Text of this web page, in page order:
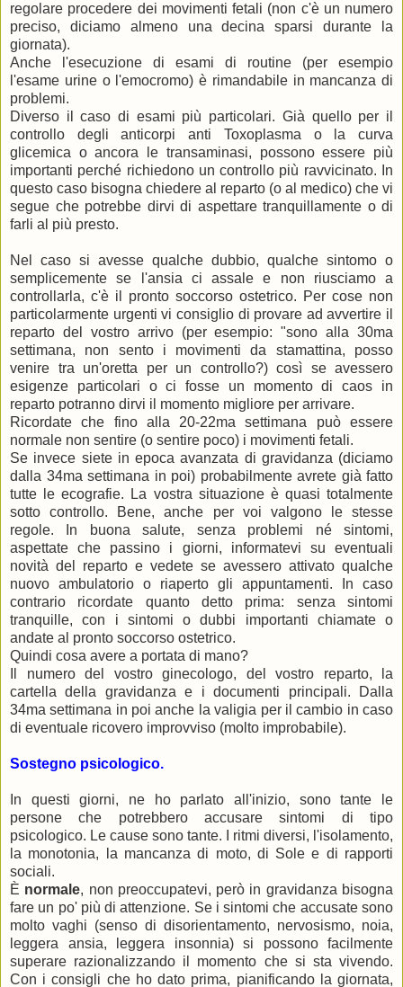
regolare procedere dei movimenti fetali (non c'è un numero
preciso, diciamo almeno una decina sparsi durante la
giornata).
Anche l'esecuzione di esami di routine (per esempio
l'esame urine o l'emocromo) è rimandabile in mancanza di
problemi.
Diverso il caso di esami più particolari. Già quello per il
controllo degli anticorpi anti Toxoplasma o la curva
glicemica o ancora le transaminasi, possono essere più
importanti perché richiedono un controllo più ravvicinato. In
questo caso bisogna chiedere al reparto (o al medico) che vi
segue che potrebbe dirvi di aspettare tranquillamente o di
farli al più presto.
Nel caso si avesse qualche dubbio, qualche sintomo o
semplicemente se l'ansia ci assale e non riusciamo a
controllarla, c'è il pronto soccorso ostetrico. Per cose non
particolarmente urgenti vi consiglio di provare ad avvertire il
reparto del vostro arrivo (per esempio: "sono alla 30ma
settimana, non sento i movimenti da stamattina, posso
venire tra un'oretta per un controllo?) così se avessero
esigenze particolari o ci fosse un momento di caos in
reparto potranno dirvi il momento migliore per arrivare.
Ricordate che fino alla 20-22ma settimana può essere
normale non sentire (o sentire poco) i movimenti fetali.
Se invece siete in epoca avanzata di gravidanza (diciamo
dalla 34ma settimana in poi) probabilmente avrete già fatto
tutte le ecografie. La vostra situazione è quasi totalmente
sotto controllo. Bene, anche per voi valgono le stesse
regole. In buona salute, senza problemi né sintomi,
aspettate che passino i giorni, informatevi su eventuali
novità del reparto e vedete se avessero attivato qualche
nuovo ambulatorio o riaperto gli appuntamenti. In caso
contrario ricordate quanto detto prima: senza sintomi
tranquille, con i sintomi o dubbi importanti chiamate o
andate al pronto soccorso ostetrico.
Quindi cosa avere a portata di mano?
Il numero del vostro ginecologo, del vostro reparto, la
cartella della gravidanza e i documenti principali. Dalla
34ma settimana in poi anche la valigia per il cambio in caso
di eventuale ricovero improvviso (molto improbabile).
Sostegno psicologico.
In questi giorni, ne ho parlato all'inizio, sono tante le
persone che potrebbero accusare sintomi di tipo
psicologico. Le cause sono tante. I ritmi diversi, l'isolamento,
la monotonia, la mancanza di moto, di Sole e di rapporti
sociali.
È normale, non preoccupatevi, però in gravidanza bisogna
fare un po' più di attenzione. Se i sintomi che accusate sono
molto vaghi (senso di disorientamento, nervosismo, noia,
leggera ansia, leggera insonnia) si possono facilmente
superare razionalizzando il momento che si sta vivendo.
Con i consigli che ho dato prima, pianificando la giornata,